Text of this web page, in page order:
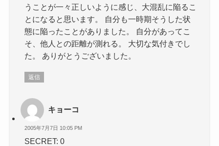
うことが一々正しいように感じ、大混乱に陥るこ
とになると思います。 自分も一時期そうした状
態に陥ったことがありました。 自分があってこ
そ、他人との距離が測れる。 大切な気付きでし
た。 ありがとうございました。
返信
キョーコ
2005年7月7日 10:05 PM
SECRET: 0